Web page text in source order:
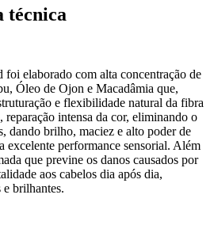
técnica
elaborado com alta concentração de
Óleo de Ojon e Macadâmia que,
e flexibilidade natural da fibra
intensa da cor, eliminando o
dando brilho, maciez e alto poder de
excelente performance sensorial. Além
que previne os danos causados por
aos cabelos dia após dia,
brilhantes.